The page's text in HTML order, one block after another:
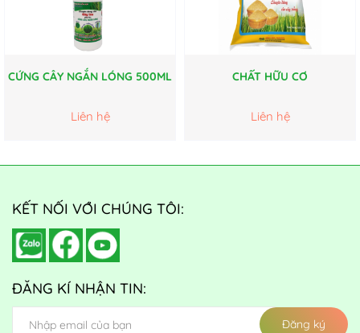
CỨNG CÂY NGẮN LÓNG 500ML
Liên hệ
CHẤT HỮU CƠ
Liên hệ
KẾT NỐI VỚI CHÚNG TÔI:
ĐĂNG KÍ NHẬN TIN:
Đăng ký